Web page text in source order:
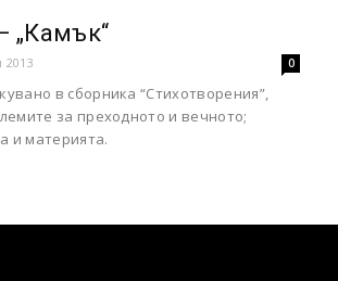
„Камък“
2013 0
в сборника “Стихотворения”,
за преходното и вечното;
и материята.